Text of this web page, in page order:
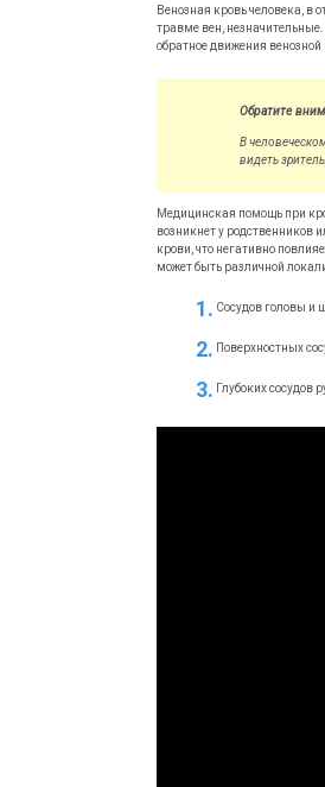
Венозная кровь человека, в
травме вен,
обратное движения
Обратите
В
видеть
Медицинская помощь при
возникнет у родственников
крови, что негативно
может быть различной
Сосудов головы и
Поверхностных
Глубоких сосудов